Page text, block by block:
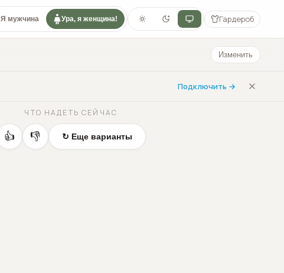
Я мужчина Ура, я женщина! Гардероб
Изменить
Подключить →
ЧТО НАДЕТЬ СЕЙЧАС
👍 👎 ↻ Еще варианты